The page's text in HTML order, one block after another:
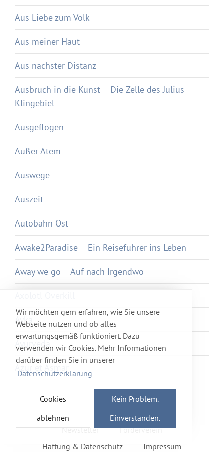
Wir möchten gern erfahren, wie Sie unsere
Webseite nutzen und ob alles
erwartungsgemäß funktioniert. Dazu
verwenden wir Cookies. Mehr Informationen
darüber finden Sie in unserer
Datenschutzerklärung
Cookies
ablehnen
Kein Problem.
Einverstanden.
Aus Liebe zum Volk
Aus meiner Haut
Aus nächster Distanz
Ausbruch in die Kunst – Die Zelle des Julius
Klingebiel
Ausgeflogen
Außer Atem
Auswege
Auszeit
Autobahn Ost
Awake2Paradise – Ein Reiseführer ins Leben
Away we go – Auf nach Irgendwo
Ayka
Ayurveda
Newsletter
Förderverein
Haftung & Datenschutz
Impressum